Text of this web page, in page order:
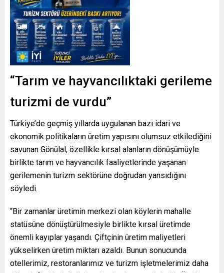
“Tarım ve hayvancılıktaki gerileme
turizmi de vurdu”
Türkiye’de geçmiş yıllarda uygulanan bazı idari ve
ekonomik politikaların üretim yapısını olumsuz etkilediğini
savunan Gönülal, özellikle kırsal alanların dönüşümüyle
birlikte tarım ve hayvancılık faaliyetlerinde yaşanan
gerilemenin turizm sektörüne doğrudan yansıdığını
söyledi.
“Bir zamanlar üretimin merkezi olan köylerin mahalle
statüsüne dönüştürülmesiyle birlikte kırsal üretimde
önemli kayıplar yaşandı. Çiftçinin üretim maliyetleri
yükselirken üretim miktarı azaldı. Bunun sonucunda
otellerimiz, restoranlarımız ve turizm işletmelerimiz daha